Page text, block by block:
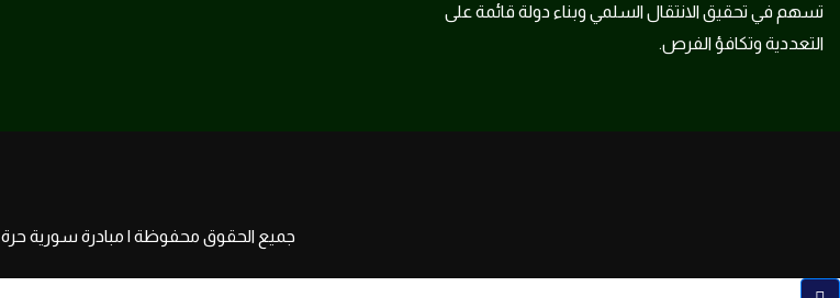
تسهم في تحقيق الانتقال السلمي وبناء دولة قائمة على
التعددية وتكافؤ الفرص.
جميع الحقوق محفوظة | مبادرة سورية حرة 2025